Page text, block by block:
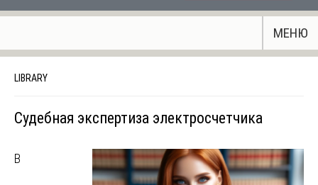
МЕНЮ
LIBRARY
Судебная экспертиза электросчетчика
В